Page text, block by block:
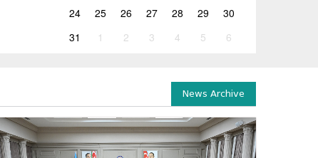
24
25 26 27 28 29
30
31
1 2 3 4 5 6
News Archive